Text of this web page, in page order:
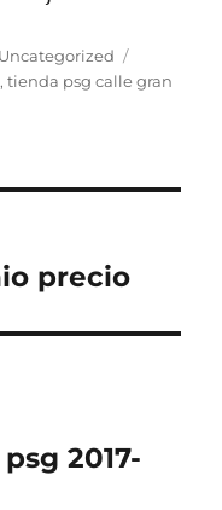
Categorías
Uncategorized
,tienda psg calle gran
precio
2017-